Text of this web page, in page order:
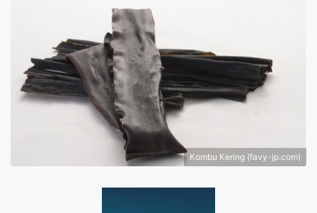
Kombu Kering (favy-jp.com)